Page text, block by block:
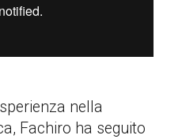
nella
Fachiro ha seguito